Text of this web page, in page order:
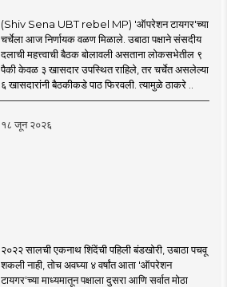
(Shiv Sena UBT rebel MP) 'ऑपरेशन टायगर'च्या
चर्चेला आज निर्णायक वळण मिळाले. उबाठा पक्षाने संसदीय
दलाची महत्त्वाची बैठक बोलावली असताना लोकसभेतील ९
पैकी केवळ ३ खासदार उपस्थित राहिले, तर चर्चेत असलेल्या
६ खासदारांनी बैठकीकडे पाठ फिरवली. त्यामुळे ठाकरे ..
१८ जून २०२६
२०२२ सालची एकनाथ शिंदेंची पहिली बंडखोरी, उबाठा पचवू
शकली नाही, तोच अवघ्या ४ वर्षांत आता 'ऑपरेशन
टायगर'च्या माध्यमातून पक्षाला दुसरा आणि सर्वात मोठा